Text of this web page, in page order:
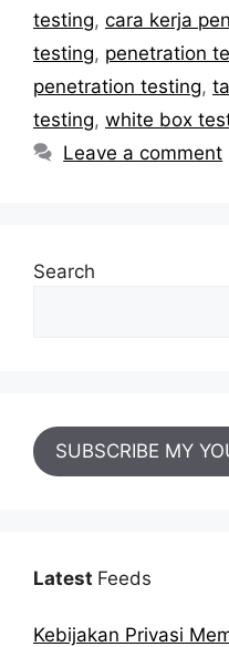
testing, cara kerja
testing, penetration
penetration testing,
testing, white box
Leave a comment
Search
SUBSCRIBE MY
Latest Feeds
Kebijakan Privasi